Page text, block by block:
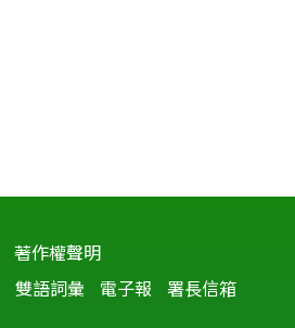
著作權聲明
雙語詞彙 電子報 署長信箱